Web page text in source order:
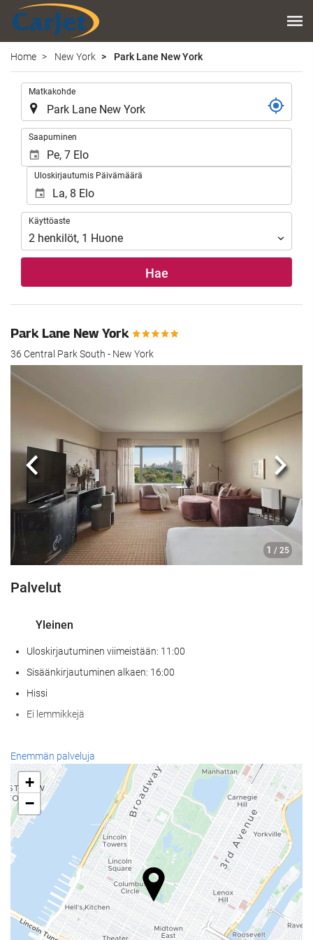
Home New York Park Lane New York
Matkakohde
Saapuminen
Uloskirjautumis Päivämäärä
Käyttöaste
Käyttöaste
2 henkilöt, 1 Huone
Hae
Park Lane New York
36 Central Park South - New York
1 / 25
Edellinen
Palvelut
Yleinen
Uloskirjautuminen viimeistään: 11:00
Sisäänkirjautuminen alkaen: 16:00
Hissi
Ei lemmikkejä
Ruoka & juoma
À la carte -ravintola
Baari
Paikan päällä sijaitseva kahvila
Vastaanottopalvelut
24h-vastaanotto
Matkatavarasäilytys
Enemmän palveluja
+
−